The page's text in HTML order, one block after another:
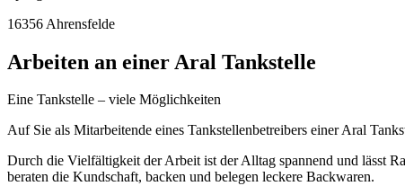
16356 Ahrensfelde
Arbeiten an einer Aral Tankstelle
Eine Tankstelle – viele Möglichkeiten
Auf Sie als Mitarbeitende eines Tankstellenbetreibers einer Aral
Durch die Vielfältigkeit der Arbeit ist der Alltag spannend und lässt
beraten die Kundschaft, backen und belegen leckere Backwaren.